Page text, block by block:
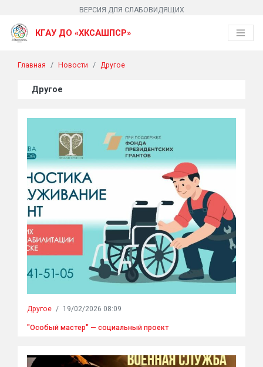
ВЕРСИЯ ДЛЯ СЛАБОВИДЯЩИХ
КГАУ ДО «ХКСАШПСР»
Главная Новости Другое
Другое
Другое / 19/02/2026 08:09
"Особый мастер" — социальный проект